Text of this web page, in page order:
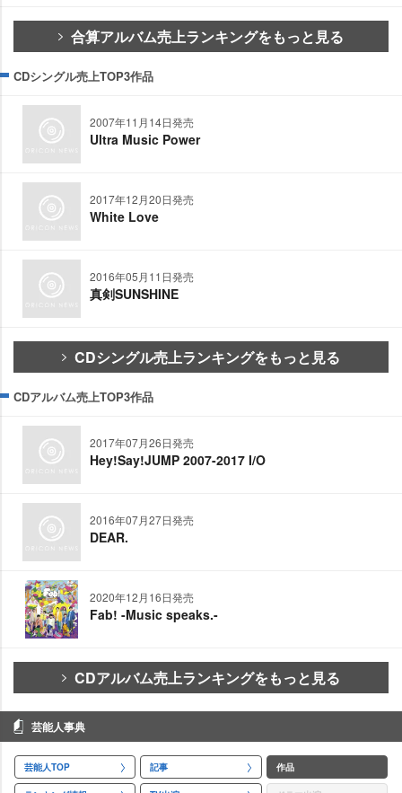
合算アルバム売上ランキングをもっと見る
CDシングル売上TOP3作品
2007年11月14日発売
Ultra Music Power
2017年12月20日発売
White Love
2016年05月11日発売
真剣SUNSHINE
CDシングル売上ランキングをもっと見る
CDアルバム売上TOP3作品
2017年07月26日発売
Hey!Say!JUMP 2007-2017 I/O
2016年07月27日発売
DEAR.
2020年12月16日発売
Fab! -Music speaks.-
CDアルバム売上ランキングをもっと見る
芸能人事典
芸能人TOP 記事 作品